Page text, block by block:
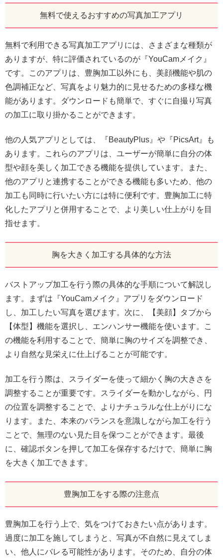
無料で使えるおすすめの写真加工アプリ
無料で利用できる写真加工アプリには、さまざまな種類が
ありますが、特に評価されているのが『YouCamメイク』
です。このアプリは、豊胸加工以外にも、美顔機能や肌の
色調補正など、写真をより魅力的に見せるための多様な機
能があります。ダウンロードも簡単で、すぐに自撮り写真
の加工に取り掛かることができます。
他の人気アプリとしては、『BeautyPlus』や『PicsArt』も
あります。これらのアプリは、ユーザーが簡単に自分の体
型や顔を美しく加工できる機能を提供しています。また、
他のアプリと連携することができる機能も多いため、他の
加工も同時に行いたい方には特に便利です。豊胸加工に特
化したアプリと併用することで、より美しい仕上がりを目
指せます。
胸を大きく加工する具体的な方法
バストアップ加工を行う際の具体的な手順について解説し
ます。まずは『YouCamメイク』アプリをダウンロード
し、加工したい写真を選びます。次に、【美顔】タブから
【体型】機能を選択し、エンハンサー機能を使います。こ
の機能を利用することで、簡単に胸のサイズを調整でき、
より自然な見栄えに仕上げることが可能です。
加工を行う際は、スライダーを使って細かく胸の大きさを
調整することが重要です。スライダーを動かしながら、円
の位置を調整することで、よりナチュラルな仕上がりにな
ります。また、本来のバランスを意識しながら加工を行う
ことで、無理のない見た目を保つことができます。最後
に、確認ボタンを押して加工を保存するだけで、簡単に胸
を大きく加工できます。
豊胸加工をする際の注意点
豊胸加工を行う上で、気をつけておきたい点があります。
過度に加工を施してしまうと、写真が不自然に見えてしま
い、他人にバレる可能性があります。そのため、自分の体